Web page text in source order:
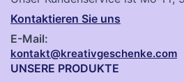
Kontaktieren Sie uns
E-Mail:
kontakt@kreativgeschenke.com
UNSERE PRODUKTE